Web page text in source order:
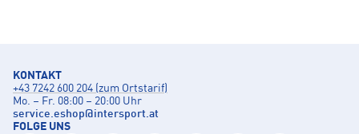
KONTAKT
+43 7242 600 204 (zum Ortstarif)
Mo. – Fr. 08:00 – 20:00 Uhr
service.eshop@intersport.at
FOLGE UNS